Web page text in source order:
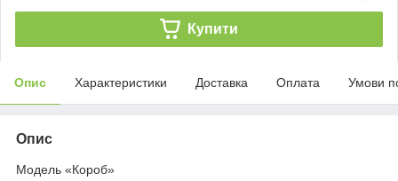
Купити
Опис Характеристики Доставка Оплата Умови
Опис
Модель «Короб»